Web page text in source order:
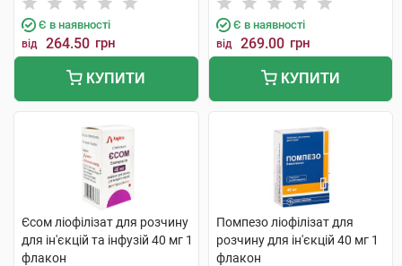
Є в наявності
від 264.50 грн
КУПИТИ
Є в наявності
від 269.00 грн
КУПИТИ
Єсом ліофілізат для розчину
для ін'єкцій та інфузій 40 мг 1
флакон
Помпезо ліофілізат для
розчину для ін'єкцій 40 мг 1
флакон